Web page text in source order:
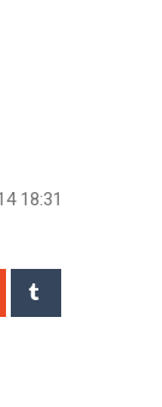
18:31
StumbleUpon